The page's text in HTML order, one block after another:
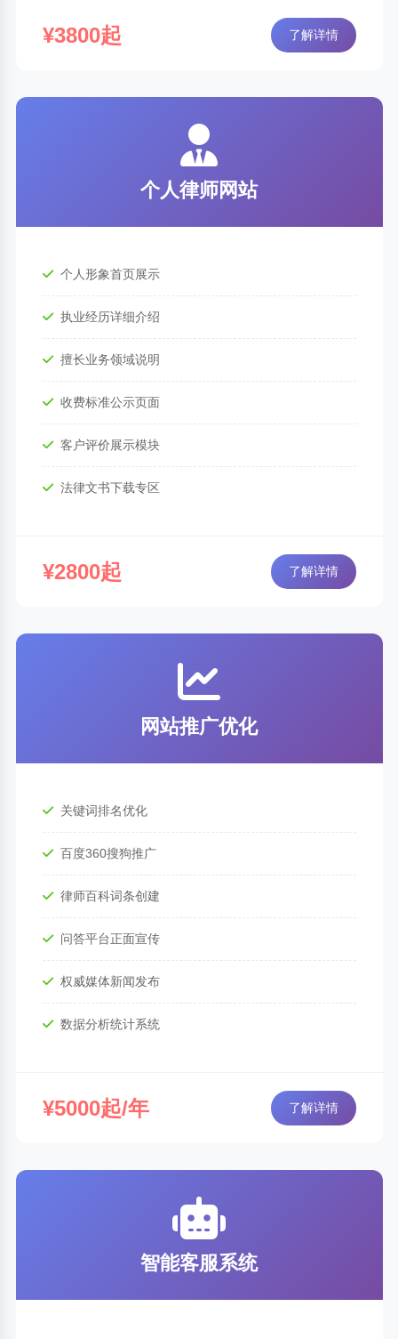
¥3800起 了解详情
个人律师网站
个人形象首页展示
执业经历详细介绍
擅长业务领域说明
收费标准公示页面
客户评价展示模块
法律文书下载专区
¥2800起 了解详情
网站推广优化
关键词排名优化
百度360搜狗推广
律师百科词条创建
问答平台正面宣传
权威媒体新闻发布
数据分析统计系统
¥5000起/年 了解详情
智能客服系统